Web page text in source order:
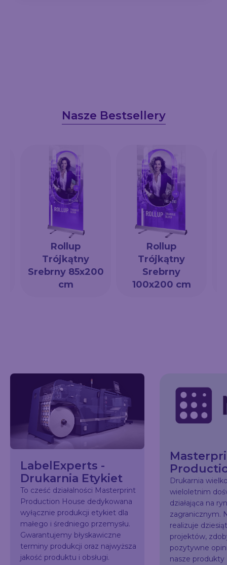
Nasze Bestsellery
Rollup
Trójkątny
Srebrny 85x200
cm
Rollup
Trójkątny
Srebrny
100x200 cm
LabelExperts -
Drukarnia Etykiet
To cześć działalności Masterprint
Production House dedykowana
wyłącznie produkcji etykiet dla
małego i średniego przemysłu.
Gwarantujemy błyskawiczne
terminy produkcji oraz najwyższa
jakość produktu i obsługi.
Drukarnia
wieloletnim
działająca na
zagranicznym.
realizuje
projektów,
pozytywne
nasze